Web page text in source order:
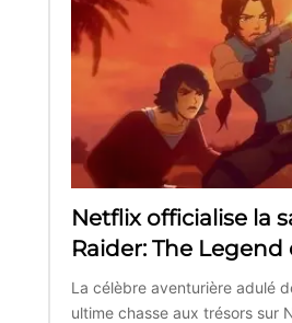
Netflix officialise la
Raider: The
La célèbre aventurière adulé
ultime chasse aux trésors sur